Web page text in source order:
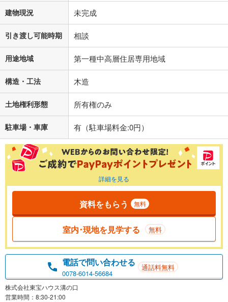
建物現況 未完成
引き渡し可能時期 相談
用途地域 第一種中高層住居専用地域
構造・工法 木造
土地権利形態 所有権のみ
駐車場・車庫 有（駐車場料金:0円）
詳細を見る
資料をもらう 無料
室内･現地を見学する 無料
電話で問い合わせる
0078-6014-56684
通話料無料
株式会社東宝ハウス溝の口
営業時間：8:30-21:00